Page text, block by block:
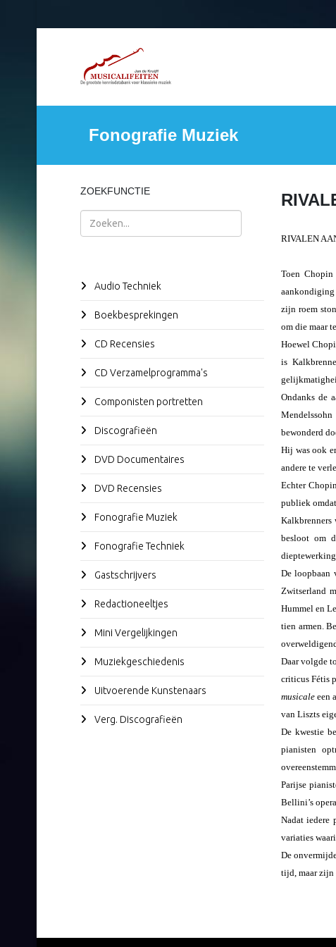
Fonografie Muziek
ZOEKFUNCTIE
Zoeken
Audio Techniek
Boekbesprekingen
CD Recensies
CD Verzamelprogramma's
Componisten portretten
Discografieën
DVD Documentaires
DVD Recensies
Fonografie Muziek
Fonografie Techniek
Gastschrijvers
Redactioneeltjes
Mini Vergelijkingen
Muziekgeschiedenis
Uitvoerende Kunstenaars
Verg. Discografieën
RIVALEN
Toen
zijn roem
om die maar
Hoewel
is
Ondanks de
bewonderd
Hij was ook
andere te
Echter
publiek
Kalkbrenners
besloot om
De loopbaan
Zwitserland
Hummel en
tien armen.
Daar volgde
criticus Fétis
musicaleeen
van Liszts
De kwestie
pianisten
Parijse
Bellini’s opera
Nadat iedere
variaties
De
tijd, maar zijn